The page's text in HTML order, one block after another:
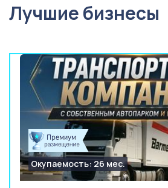
Лучшие бизнесы
Окупаемость: 26 мес.